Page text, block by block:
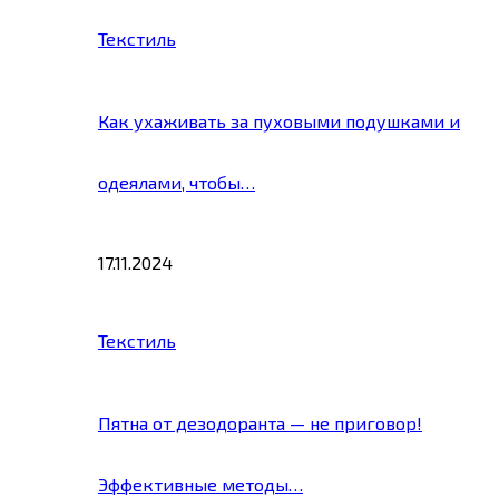
Текстиль
Как ухаживать за пуховыми подушками и
одеялами, чтобы…
17.11.2024
Текстиль
Пятна от дезодоранта — не приговор!
Эффективные методы…